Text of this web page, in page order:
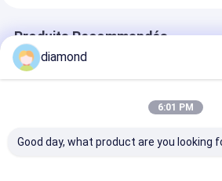
Produits Recommandés
diamond
6:01 PM
Good day, what product are you looking